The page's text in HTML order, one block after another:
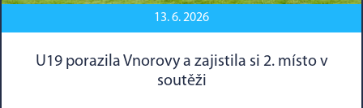
13. 6. 2026
U19 porazila Vnorovy a zajistila si 2. místo v
soutěži